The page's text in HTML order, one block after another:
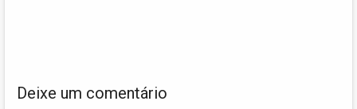
Deixe um comentário